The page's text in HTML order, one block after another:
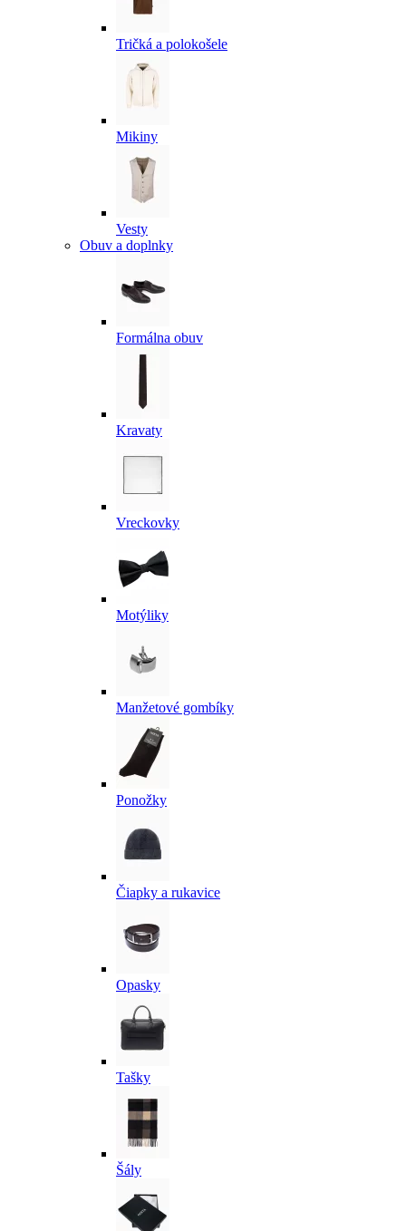
Tričká a polokošele
Mikiny
Vesty
Obuv a doplnky
Formálna obuv
Kravaty
Vreckovky
Motýliky
Manžetové gombíky
Ponožky
Čiapky a rukavice
Opasky
Tašky
Šály